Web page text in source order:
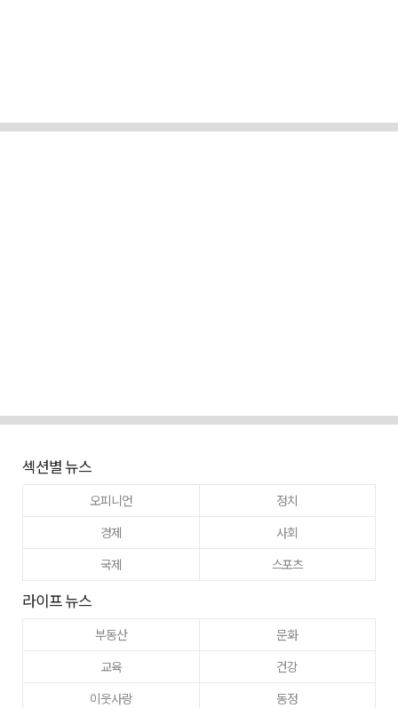
섹션별 뉴스
오피니언
정치
경제
사회
국제
스포츠
라이프 뉴스
부동산
문화
교육
건강
이웃사랑
동정